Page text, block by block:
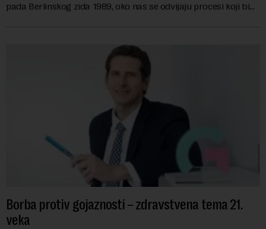
pada Berlinskog zida 1989, oko nas se odvijaju procesi koji bi
Borba protiv gojaznosti – zdravstvena tema 21.
veka